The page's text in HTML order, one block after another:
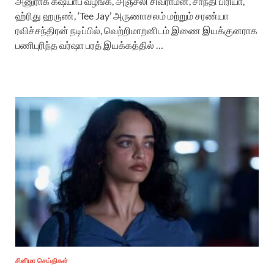
ஹ்ரிது ஹருண், ‘Tee Jay’ அருணாசலம் மற்றும் சரண்யா
ரவிச்சந்திரன் நடிப்பில், வெற்றிமாறனிடம் இணை இயக்குனராக
பணிபுரிந்த வர்ஷா பரத் இயக்கத்தில் …
சினிமா செய்திகள்